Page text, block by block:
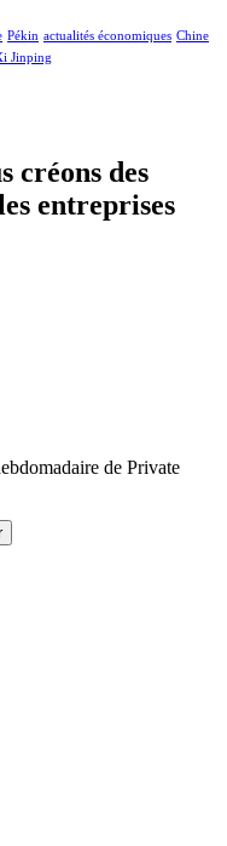
Pékin actualités économiques Chine
Jinping
créons des
entreprises
de Private